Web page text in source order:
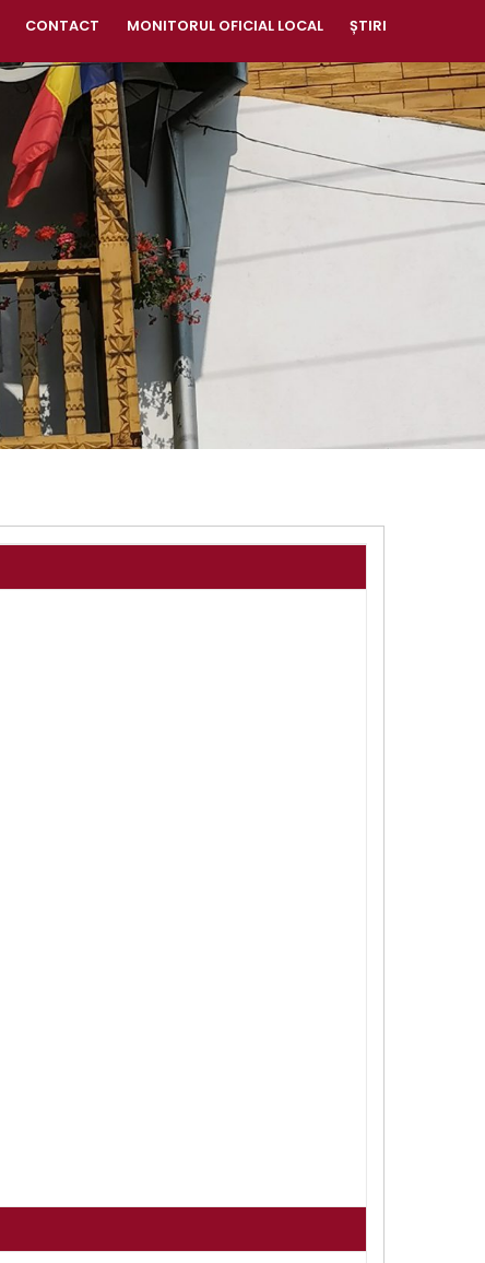
CONTACT MONITORUL OFICIAL LOCAL ȘTIRI